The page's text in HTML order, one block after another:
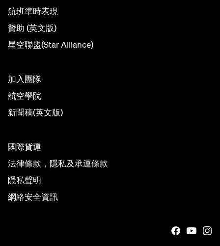
航班準時表現
贊助 (英文版)
星空聯盟(Star Alliance)
加入團隊
航空學院
新聞稿(英文版)
國際貨運
法律條款，隱私及承運條款
隱私聲明
網絡安全資訊